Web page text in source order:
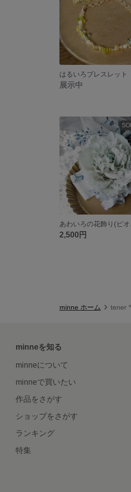
展示中
あわいろの花飾り(ピ
2,500円
minne ホーム tener
minneを知る
minneについて
minneで買いたい
作品をさがす
ショップをさがす
ランキング
特集